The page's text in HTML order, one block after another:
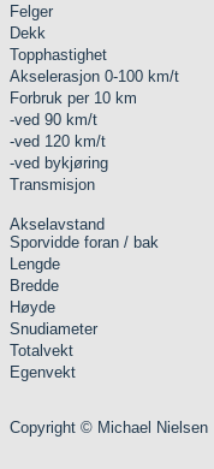
Felger
Dekk
Topphastighet
Akselerasjon 0-100 km/t
Forbruk per 10 km
-ved 90 km/t
-ved 120 km/t
-ved bykjøring
Transmisjon
Akselavstand
Sporvidde foran / bak
Lengde
Bredde
Høyde
Snudiameter
Totalvekt
Egenvekt
Copyright © Michael Nielsen